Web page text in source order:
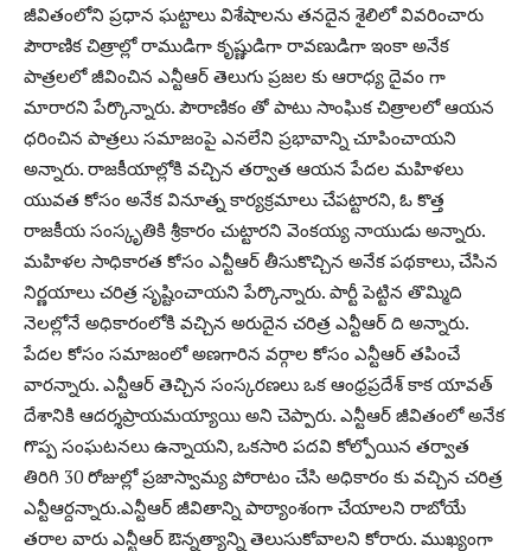
జీవితంలోని ప్రధాన ఘట్టాలు విశేషాలను తనదైన శైలిలో వివరించారు
పౌరాణిక చిత్రాల్లో రాముడిగా కృష్ణుడిగా రావణుడిగా ఇంకా అనేక
పాత్రలలో జీవించిన ఎన్టీఆర్ తెలుగు ప్రజల కు ఆరాధ్య దైవం గా
మారారని పేర్కొన్నారు. పౌరాణికం తో పాటు సాంఘిక చిత్రాలలో ఆయన
ధరించిన పాత్రలు సమాజంపై ఎనలేని ప్రభావాన్ని చూపించాయని
అన్నారు. రాజకీయాల్లోకి వచ్చిన తర్వాత ఆయన పేదల మహిళలు
యువత కోసం అనేక వినూత్న కార్యక్రమాలు చేపట్టారని, ఓ కొత్త
రాజకీయ సంస్కృతికి శ్రీకారం చుట్టారని వెంకయ్య నాయుడు అన్నారు.
మహిళల సాధికారత కోసం ఎన్టీఆర్ తీసుకొచ్చిన అనేక పథకాలు, చేసిన
నిర్ణయాలు చరిత్ర సృష్టించాయని పేర్కొన్నారు. పార్టీ పెట్టిన తొమ్మిది
నెలల్లోనే అధికారంలోకి వచ్చిన అరుదైన చరిత్ర ఎన్టీఆర్ ది అన్నారు.
పేదల కోసం సమాజంలో అణగారిన వర్గాల కోసం ఎన్టీఆర్ తపించే
వారన్నారు. ఎన్టీఆర్ తెచ్చిన సంస్కరణలు ఒక ఆంధ్రప్రదేశ్ కాక యావత్
దేశానికి ఆదర్శప్రాయమయ్యాయి అని చెప్పారు. ఎన్టీఆర్ జీవితంలో అనేక
గొప్ప సంఘటనలు ఉన్నాయని, ఒకసారి పదవి కోల్పోయిన తర్వాత
తిరిగి 30 రోజుల్లో ప్రజాస్వామ్య పోరాటం చేసి అధికారం కు వచ్చిన చరిత్ర
ఎన్టీఆర్దన్నారు.ఎన్టీఆర్ జీవితాన్ని పాఠ్యాంశంగా చేయాలని రాబోయే
తరాల వారు ఎన్టీఆర్ ఔన్నత్యాన్ని తెలుసుకోవాలని కోరారు. ముఖ్యంగా